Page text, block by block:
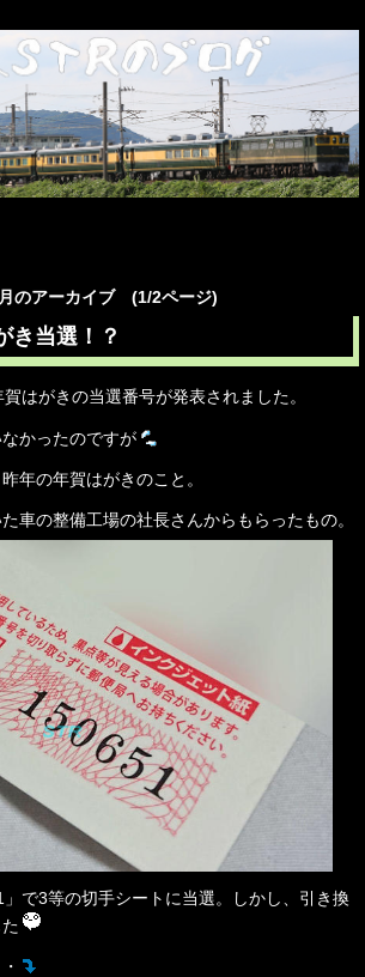
のアーカイブ (1/2ページ)
き当選！？
はがきの当選番号が発表されました。
かったのですが
年の年賀はがきのこと。
車の整備工場の社長さんからもらったもの。
で3等の切手シートに当選。しかし、引き換